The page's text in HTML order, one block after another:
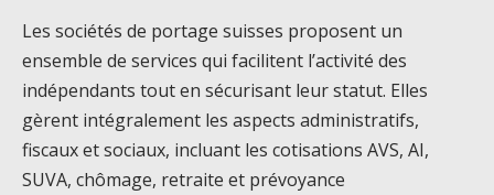
Les sociétés de portage suisses proposent un
ensemble de services qui facilitent l’activité des
indépendants tout en sécurisant leur statut. Elles
gèrent intégralement les aspects administratifs,
fiscaux et sociaux, incluant les cotisations AVS, AI,
SUVA, chômage, retraite et prévoyance